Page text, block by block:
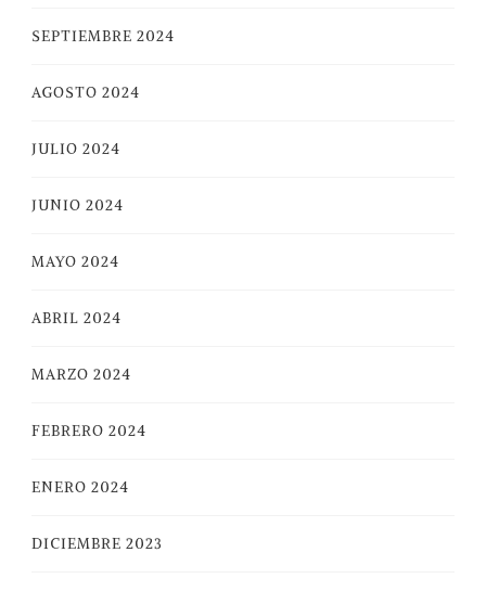
SEPTIEMBRE 2024
AGOSTO 2024
JULIO 2024
JUNIO 2024
MAYO 2024
ABRIL 2024
MARZO 2024
FEBRERO 2024
ENERO 2024
DICIEMBRE 2023